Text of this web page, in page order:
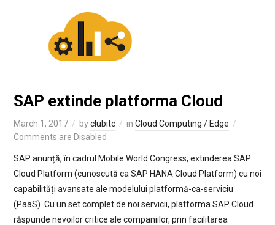
SAP extinde platforma Cloud
March 1, 2017 byclubitc in Cloud Computing / Edge
Comments are Disabled
SAP anunță, în cadrul Mobile World Congress, extinderea SAP
Cloud Platform (cunoscută ca SAP HANA Cloud Platform) cu noi
capabilități avansate ale modelului platformă-ca-serviciu
(PaaS). Cu un set complet de noi servicii, platforma SAP Cloud
răspunde nevoilor critice ale companiilor, prin facilitarea